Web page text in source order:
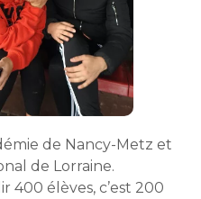
de Nancy-Metz et
de Lorraine.
400 élèves, c’est 200